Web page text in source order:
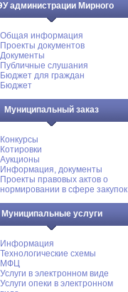
администрации Мирного
Общая информация
Проекты документов
Документы
Публичные слушания
Бюджет для граждан
Бюджет
Муниципальный заказ
Конкурсы
Котировки
Аукционы
Информация, документы
Проекты правовых актов о
нормировании в сфере закупок
Муниципальные услуги
Информация
Технологические схемы
МФЦ
Услуги в электронном виде
Услуги опеки в электронном